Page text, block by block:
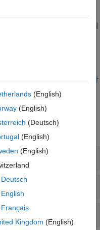
지표를 사용하여 여러 결함
있습니다. 따라서 설계 과정의
지표를 추출하는 반복적인
요는
결함 검출 및 진단을 위한
(English)
(English)
(Deutsch)
(English)
(English)
Deutsch
English
Français
Kingdom (English)